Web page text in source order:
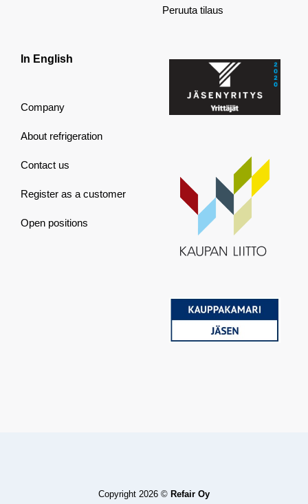
Peruuta tilaus
In English
Company
About refrigeration
Contact us
Register as a customer
Open positions
Copyright 2026 © Refair Oy